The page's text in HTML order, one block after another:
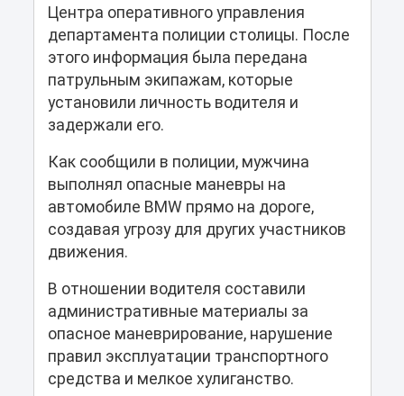
Центра оперативного управления
департамента полиции столицы. После
этого информация была передана
патрульным экипажам, которые
установили личность водителя и
задержали его.
Как сообщили в полиции, мужчина
выполнял опасные маневры на
автомобиле BMW прямо на дороге,
создавая угрозу для других участников
движения.
В отношении водителя составили
административные материалы за
опасное маневрирование, нарушение
правил эксплуатации транспортного
средства и мелкое хулиганство.